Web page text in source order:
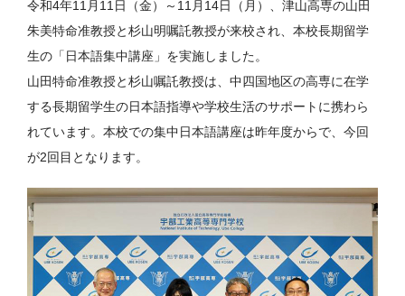
令和4年11月11日（金）～11月14日（月）、津山高専の山田
朱美特命准教授と杉山明嘱託教授が来校され、本校長期留学
生の「日本語集中講座」を実施しました。
山田特命准教授と杉山嘱託教授は、中四国地区の高専に在学
する長期留学生の日本語指導や学校生活のサポートに携わら
れています。本校での集中日本語講座は昨年度からで、今回
が2回目となります。